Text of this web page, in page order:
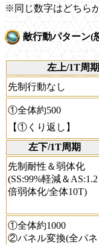
※同じ数字はどちら
敵行動パターン(
左上/1T周期
先制行動なし
①全体約500
【①くり返し】
左下/1T周期
先制耐性＆弱体化
(SS:99%軽減＆AS:1.2
倍弱体化/全体10T)
①全体約1000
②パネル変換(全パネ